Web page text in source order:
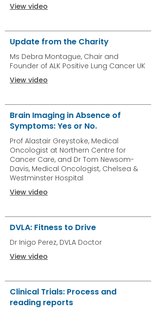
View video
Update from the Charity
Ms Debra Montague, Chair and
Founder of ALK Positive Lung Cancer UK
View video
Brain Imaging in Absence of
Symptoms: Yes or No.
Prof Alastair Greystoke, Medical
Oncologist at Northern Centre for
Cancer Care, and Dr Tom Newsom-
Davis, Medical Oncologist, Chelsea &
Westminster Hospital
View video
DVLA: Fitness to Drive
Dr Inigo Perez, DVLA Doctor
View video
Clinical Trials: Process and
reading reports